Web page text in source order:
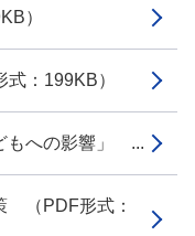
）
：199KB）
もへの影響」 ...
（PDF形式：